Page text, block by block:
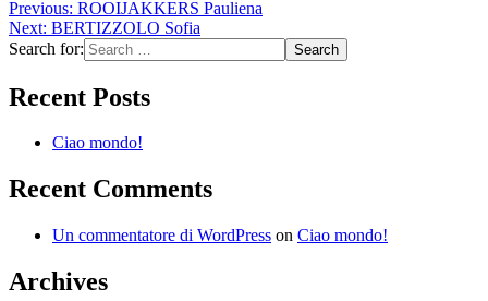
Previous: ROOIJAKKERS Pauliena
Next: BERTIZZOLO Sofia
Search for:
Recent Posts
Ciao mondo!
Recent Comments
Un commentatore di WordPress on Ciao mondo!
Archives